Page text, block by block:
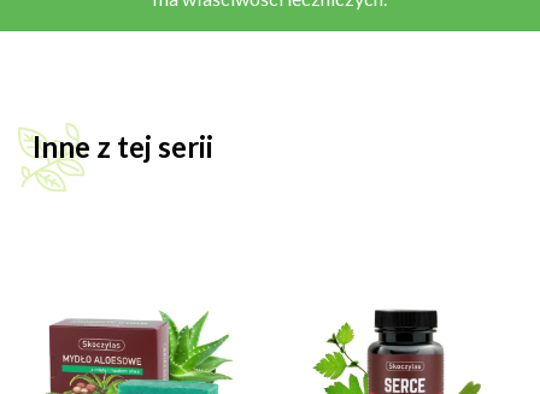
Inne z tej serii